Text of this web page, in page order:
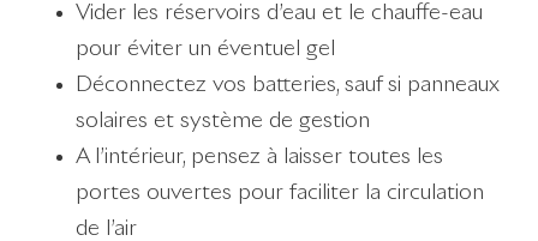
Vider les réservoirs d’eau et le chauffe-eau
pour éviter un éventuel gel
Déconnectez vos batteries, sauf si panneaux
solaires et système de gestion
A l’intérieur, pensez à laisser toutes les
portes ouvertes pour faciliter la circulation
de l’air